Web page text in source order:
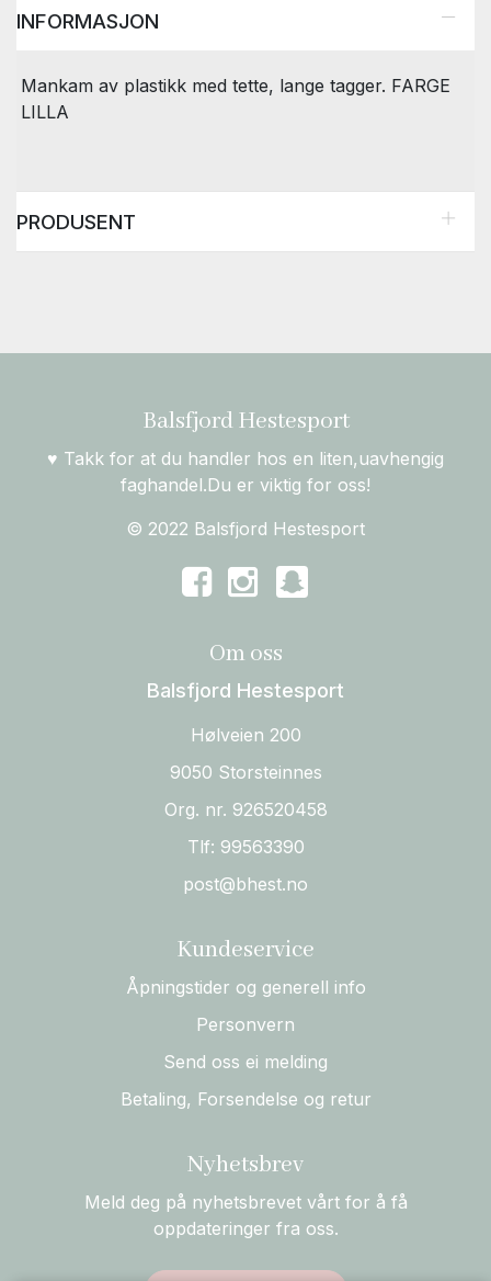
INFORMASJON
Mankam av plastikk med tette, lange tagger. FARGE
LILLA
PRODUSENT
Balsfjord Hestesport
♥ Takk for at du handler hos en liten,uavhengig
faghandel.Du er viktig for oss!
© 2022 Balsfjord Hestesport
Om oss
Balsfjord Hestesport
Hølveien 200
9050 Storsteinnes
Org. nr. 926520458
Tlf: 99563390
post@bhest.no
Kundeservice
Åpningstider og generell info
Personvern
Send oss ei melding
Betaling, Forsendelse og retur
Nyhetsbrev
Meld deg på nyhetsbrevet vårt for å få
oppdateringer fra oss.